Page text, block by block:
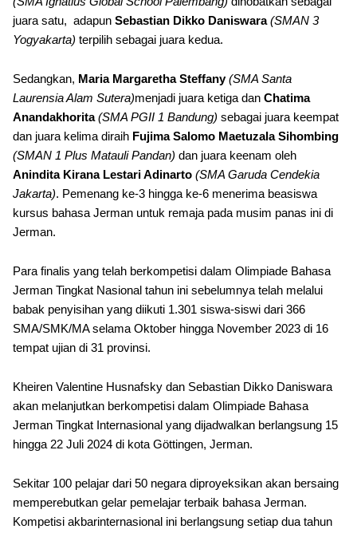
juara satu, adapun Sebastian Dikko Daniswara (SMAN 3
Yogyakarta) terpilih sebagai juara kedua.
Sedangkan, Maria Margaretha Steffany (SMA Santa
Laurensia Alam Sutera)menjadi juara ketiga dan Chatima
Anandakhorita (SMA PGII 1 Bandung) sebagai juara keempat
dan juara kelima diraih Fujima Salomo Maetuzala Sihombing
(SMAN 1 Plus Matauli Pandan) dan juara keenam oleh
Anindita Kirana Lestari Adinarto (SMA Garuda Cendekia
Jakarta). Pemenang ke-3 hingga ke-6 menerima beasiswa
kursus bahasa Jerman untuk remaja pada musim panas ini di
Jerman.
Para finalis yang telah berkompetisi dalam Olimpiade Bahasa
Jerman Tingkat Nasional tahun ini sebelumnya telah melalui
babak penyisihan yang diikuti 1.301 siswa-siswi dari 366
SMA/SMK/MA selama Oktober hingga November 2023 di 16
tempat ujian di 31 provinsi.
Kheiren Valentine Husnafsky dan Sebastian Dikko Daniswara
akan melanjutkan berkompetisi dalam Olimpiade Bahasa
Jerman Tingkat Internasional yang dijadwalkan berlangsung 15
hingga 22 Juli 2024 di kota Göttingen, Jerman.
Sekitar 100 pelajar dari 50 negara diproyeksikan akan bersaing
memperebutkan gelar pemelajar terbaik bahasa Jerman.
Kompetisi akbarinternasional ini berlangsung setiap dua tahun